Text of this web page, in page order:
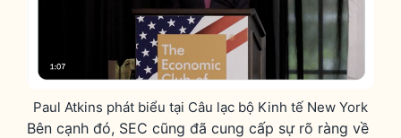
Paul Atkins phát biểu tại Câu lạc bộ Kinh tế New York
Bên cạnh đó, SEC cũng đã cung cấp sự rõ ràng về